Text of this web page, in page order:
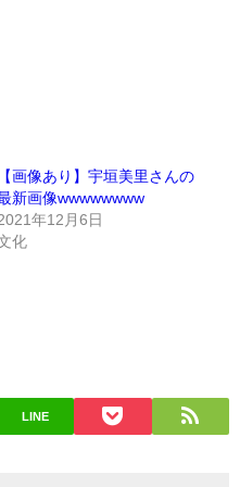
【画像あり】宇垣美里さんの
新画像wwwwwwww
年12月6日
化
LINE